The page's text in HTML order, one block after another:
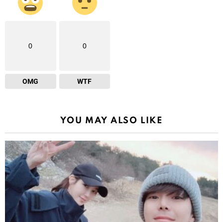
0
OMG
0
WTF
YOU MAY ALSO LIKE